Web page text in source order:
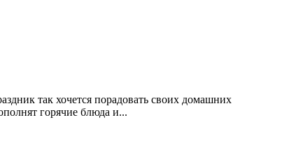
так хочется порадовать своих домашних
горячие блюда и...